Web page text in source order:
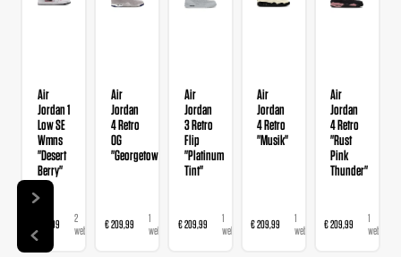
Air
Jordan 1
Low SE
Wmns
"Desert
Berry"
€ 139,99
2
webshops
Air
Jordan
4 Retro
OG
"Georgetown"
€ 209,99
1
webshop
Air
Jordan
3 Retro
Flip
"Platinum
Tint"
€ 209,99
1
webshop
Air
Jordan
4 Retro
"Musik"
€ 209,99
1
webshop
Air
Jordan
4 Retro
"Rust
Pink
Thunder"
€ 209,99
1
webshop